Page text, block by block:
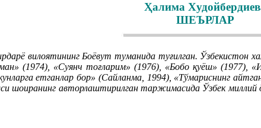
Ҳалима
ШЕЪРЛАР
вилоятининг Боёвут туманида туғилган.
(1974), «Суянч тоғларим» (1976), «Бобо қуёш» (1977),
етганлар бор» (Сайланма, 1994), «Тўмариснинг
шоиранинг авторлаштирилган таржимасида Ўзбек